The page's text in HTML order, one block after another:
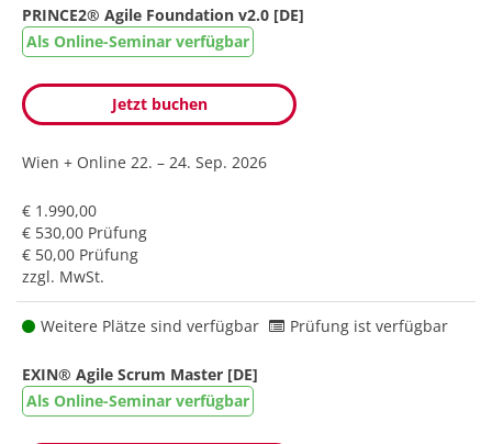
PRINCE2® Agile Foundation v2.0 [DE]
Als Online-Seminar verfügbar
Jetzt buchen
Wien + Online 22. – 24. Sep. 2026
€ 1.990,00
€ 530,00 Prüfung
€ 50,00 Prüfung
zzgl. MwSt.
Weitere Plätze sind verfügbar Prüfung ist verfügbar
EXIN® Agile Scrum Master [DE]
Als Online-Seminar verfügbar